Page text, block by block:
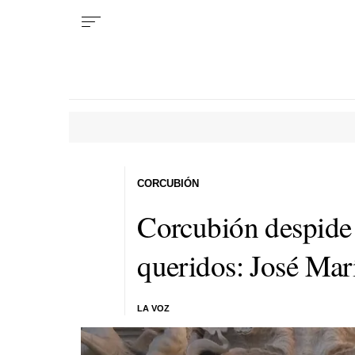
Corcubión
queridos: José
LA VOZ
CORCUBIÓN